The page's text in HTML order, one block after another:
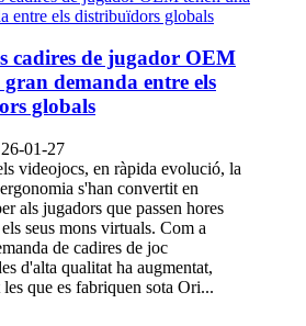
cadires de jugador OEM
demanda entre els
globals
01-27
videojocs, en ràpida evolució, la
s'han convertit en
als jugadors que passen hores
seus mons virtuals. Com a
de cadires de joc
d'alta qualitat ha augmentat,
les que es fabriquen sota Ori...